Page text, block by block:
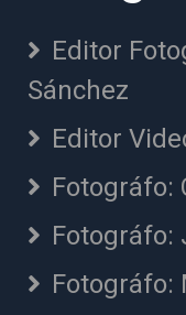
Editor
Sánchez
Editor
Fotográfo:
Fotográfo:
Fotográfo: